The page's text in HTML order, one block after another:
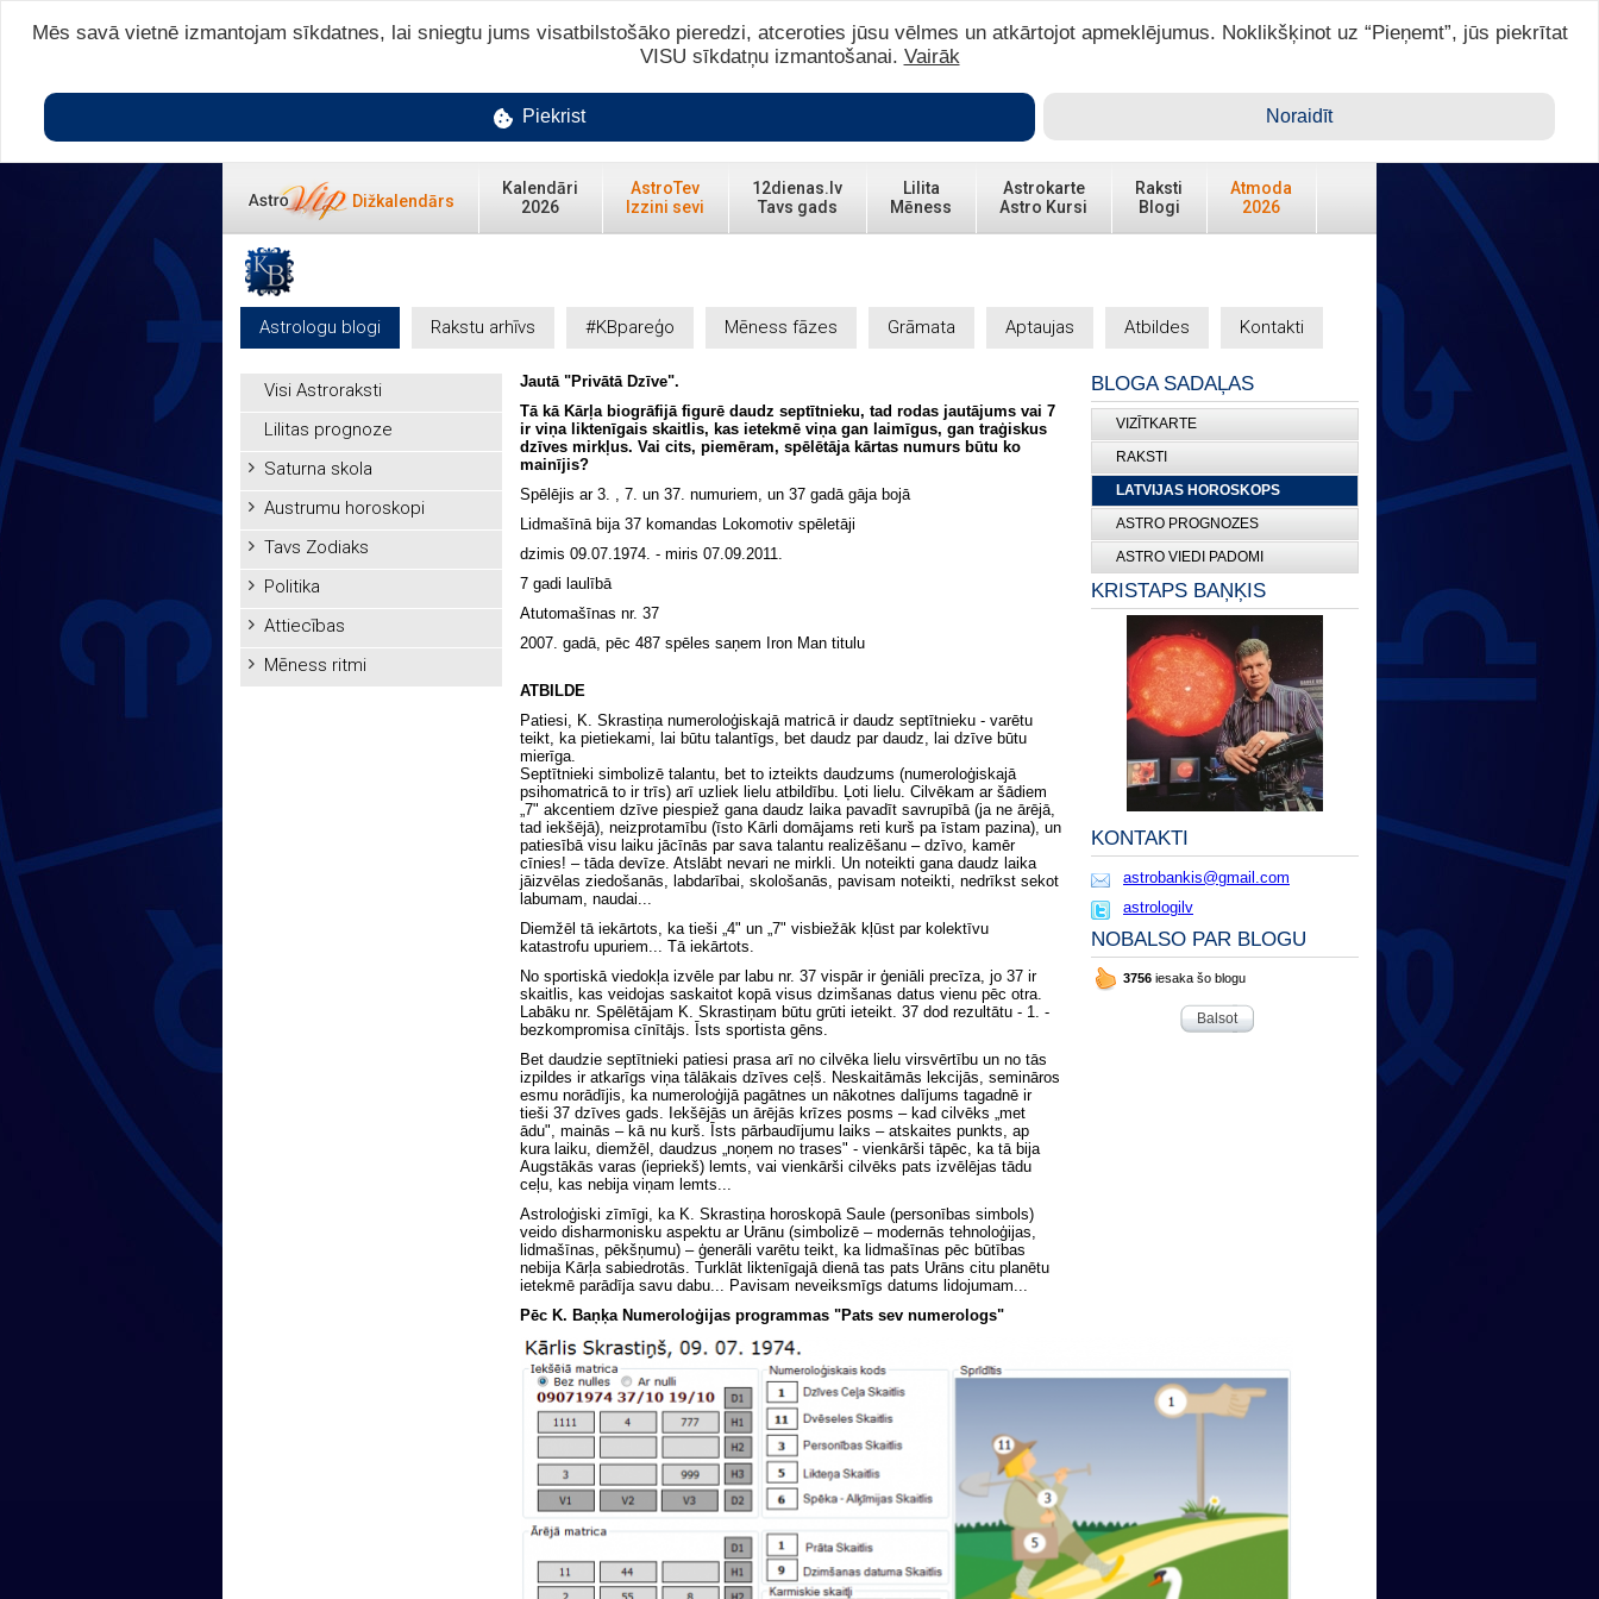
Ienākt ar ASTRO VIP >
Reģistrēties
Dižkalendārs
Kalendāri
2026
AstroTev
Izzini sevi
12dienas.lv
Tavs gads
Lilita
Mēness
Astrokarte
Astro Kursi
Raksti
Blogi
Atmoda
2026
Astrologu blogi Rakstu arhīvs #KBpareģo Mēness fāzes Grāmata Aptaujas Atbildes Kontakti
Visi Astroraksti
Lilitas prognoze
Saturna skola
Austrumu horoskopi
Tavs Zodiaks
Politika
Attiecības
Mēness ritmi
Jautā "Privātā Dzīve".
Tā kā Kārļa biogrāfijā figurē daudz septītnieku, tad rodas jautājums vai 7
ir viņa liktenīgais skaitlis, kas ietekmē viņa gan laimīgus, gan traģiskus
dzīves mirkļus. Vai cits, piemēram, spēlētāja kārtas numurs būtu ko
mainījis?
Spēlējis ar 3. , 7. un 37. numuriem, un 37 gadā gāja bojā
Lidmašīnā bija 37 komandas Lokomotiv spēletāji
dzimis 09.07.1974. - miris 07.09.2011.
7 gadi laulībā
Atutomašīnas nr. 37
2007. gadā, pēc 487 spēles saņem Iron Man titulu
ATBILDE
Patiesi, K. Skrastiņa numeroloģiskajā matricā ir daudz septītnieku - varētu
teikt, ka pietiekami, lai būtu talantīgs, bet daudz par daudz, lai dzīve būtu
mierīga.
Septītnieki simbolizē talantu, bet to izteikts daudzums (numeroloģiskajā
psihomatricā to ir trīs) arī uzliek lielu atbildību. Ļoti lielu. Cilvēkam ar šādiem
„7" akcentiem dzīve piespiež gana daudz laika pavadīt savrupībā (ja ne ārējā,
tad iekšējā), neizprotamību (īsto Kārli domājams reti kurš pa īstam pazina), un
patiesībā visu laiku jācīnās par sava talantu realizēšanu – dzīvo, kamēr
cīnies! – tāda devīze. Atslābt nevari ne mirkli. Un noteikti gana daudz laika
jāizvēlas ziedošanās, labdarībai, skološanās, pavisam noteikti, nedrīkst sekot
labumam, naudai...
Diemžēl tā iekārtots, ka tieši „4" un „7" visbiežāk kļūst par kolektīvu
katastrofu upuriem... Tā iekārtots.
No sportiskā viedokļa izvēle par labu nr. 37 vispār ir ģeniāli precīza, jo 37 ir
skaitlis, kas veidojas saskaitot kopā visus dzimšanas datus vienu pēc otra.
Labāku nr. Spēlētājam K. Skrastiņam būtu grūti ieteikt. 37 dod rezultātu - 1. -
bezkompromisa cīnītājs. Īsts sportista gēns.
Bet daudzie septītnieki patiesi prasa arī no cilvēka lielu virsvērtību un no tās
izpildes ir atkarīgs viņa tālākais dzīves ceļš. Neskaitāmās lekcijās, semināros
esmu norādījis, ka numeroloģijā pagātnes un nākotnes dalījums tagadnē ir
tieši 37 dzīves gads. Iekšējās un ārējās krīzes posms – kad cilvēks „met
ādu", mainās – kā nu kurš. Īsts pārbaudījumu laiks – atskaites punkts, ap
kura laiku, diemžēl, daudzus „noņem no trases" - vienkārši tāpēc, ka tā bija
Augstākās varas (iepriekš) lemts, vai vienkārši cilvēks pats izvēlējas tādu
ceļu, kas nebija viņam lemts...
Astroloģiski zīmīgi, ka K. Skrastiņa horoskopā Saule (personības simbols)
veido disharmonisku aspektu ar Urānu (simbolizē – modernās tehnoloģijas,
lidmašīnas, pēkšņumu) – ģenerāli varētu teikt, ka lidmašīnas pēc būtības
nebija Kārļa sabiedrotās. Turklāt liktenīgajā dienā tas pats Urāns citu planētu
ietekmē parādīja savu dabu... Pavisam neveiksmīgs datums lidojumam...
Pēc K. Baņķa Numeroloģijas programmas "Pats sev numerologs"
BLOGA SADAĻAS
VIZĪTKARTE
RAKSTI
LATVIJAS HOROSKOPS
ASTRO PROGNOZES
ASTRO VIEDI PADOMI
KRISTAPS BAŅĶIS
KONTAKTI
astrobankis@gmail.com
astrologilv
NOBALSO PAR BLOGU
3756 iesaka šo blogu
Balsot
Mēs savā vietnē izmantojam sīkdatnes, lai sniegtu jums visatbilstošāko pieredzi, atceroties jūsu vēlmes un atkārtojot apmeklējumus. Noklikšķinot uz “Pieņemt”, jūs piekrītat
VISU sīkdatņu izmantošanai. Vairāk
Piekrist Noraidīt